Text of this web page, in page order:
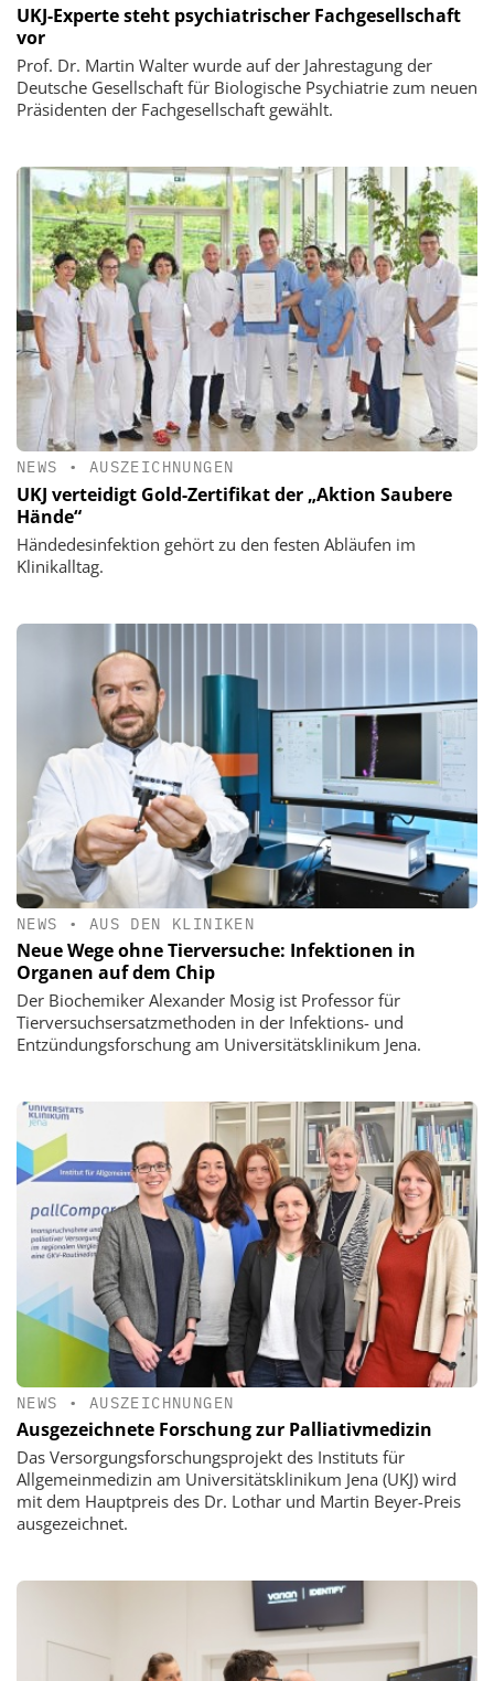
UKJ-Experte steht psychiatrischer Fachgesellschaft
vor
Prof. Dr. Martin Walter wurde auf der Jahrestagung der
Deutsche Gesellschaft für Biologische Psychiatrie zum neuen
Präsidenten der Fachgesellschaft gewählt.
NEWS • AUSZEICHNUNGEN
UKJ verteidigt Gold-Zertifikat der „Aktion Saubere
Hände“
Händedesinfektion gehört zu den festen Abläufen im
Klinikalltag.
NEWS • AUS DEN KLINIKEN
Neue Wege ohne Tierversuche: Infektionen in
Organen auf dem Chip
Der Biochemiker Alexander Mosig ist Professor für
Tierversuchsersatzmethoden in der Infektions- und
Entzündungsforschung am Universitätsklinikum Jena.
NEWS • AUSZEICHNUNGEN
Ausgezeichnete Forschung zur Palliativmedizin
Das Versorgungsforschungsprojekt des Instituts für
Allgemeinmedizin am Universitätsklinikum Jena (UKJ) wird
mit dem Hauptpreis des Dr. Lothar und Martin Beyer-Preis
ausgezeichnet.